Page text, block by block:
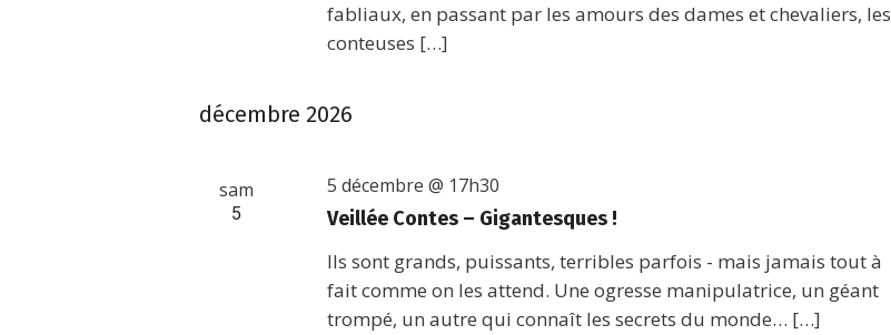
fabliaux, en passant par les amours des dames et chevaliers, les
conteuses […]
décembre 2026
sam
5 Veillée Contes – Gigantesques !
5 décembre @ 17h30
Ils sont grands, puissants, terribles parfois - mais jamais tout à
fait comme on les attend. Une ogresse manipulatrice, un géant
trompé, un autre qui connaît les secrets du monde… […]